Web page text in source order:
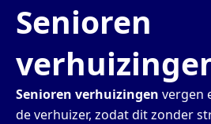
Senioren
Senioren verhuizingen vergen
de verhuizer, zodat dit zonder